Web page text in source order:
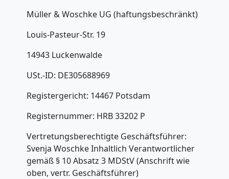
Müller & Woschke UG (haftungsbeschränkt)
Louis-Pasteur-Str. 19
14943 Luckenwalde
USt.-ID: DE305688969
Registergericht: 14467 Potsdam
Registernummer: HRB 33202 P
Vertretungsberechtigte Geschäftsführer:
Svenja Woschke Inhaltlich Verantwortlicher
gemäß § 10 Absatz 3 MDStV (Anschrift wie
oben, vertr. Geschäftsführer)